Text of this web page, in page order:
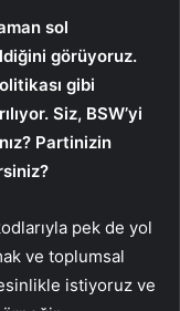
sol
görüyoruz.
gibi
Siz, BSW’yi
Partinizin
pek de yol
ve toplumsal
istiyoruz ve